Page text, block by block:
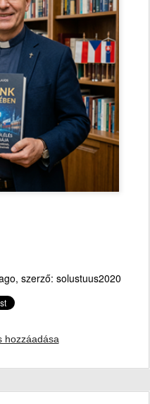
, szerző: solustuus2020
hozzáadása